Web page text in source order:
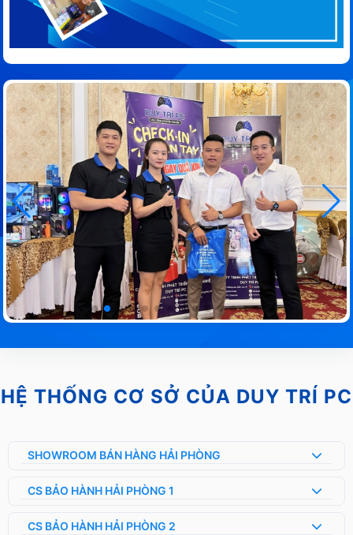
HỆ THỐNG CƠ SỞ CỦA DUY TRÍ PC
SHOWROOM BÁN HÀNG HẢI PHÒNG
CS BẢO HÀNH HẢI PHÒNG 1
CS BẢO HÀNH HẢI PHÒNG 2